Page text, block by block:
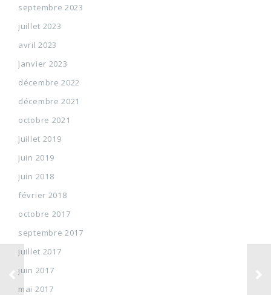
septembre 2023
juillet 2023
avril 2023
janvier 2023
décembre 2022
décembre 2021
octobre 2021
juillet 2019
juin 2019
juin 2018
février 2018
octobre 2017
septembre 2017
juillet 2017
juin 2017
mai 2017